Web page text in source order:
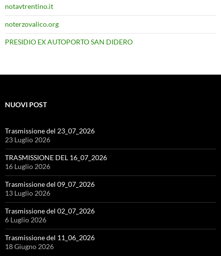
notavtrentino.it
noterzovalico.org
PRESIDIO EX AUTOPORTO SAN DIDERO
NUOVI POST
Trasmissione del 23_07_2026
23 Luglio 2026
TRASMISSIONE DEL 16_07_2026
16 Luglio 2026
Trasmissione del 09_07_2026
13 Luglio 2026
Trasmissione del 02_07_2026
6 Luglio 2026
Trasmissione del 11_06_2026
18 Giugno 2026